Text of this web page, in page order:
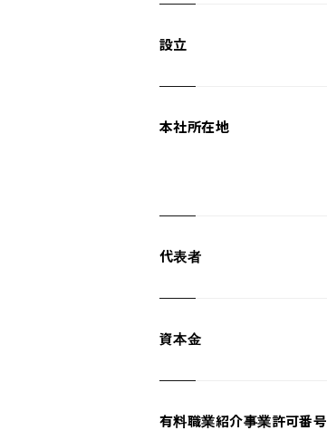
設立
本社所在地
代表者
資本金
有料職業紹介事業許可番号